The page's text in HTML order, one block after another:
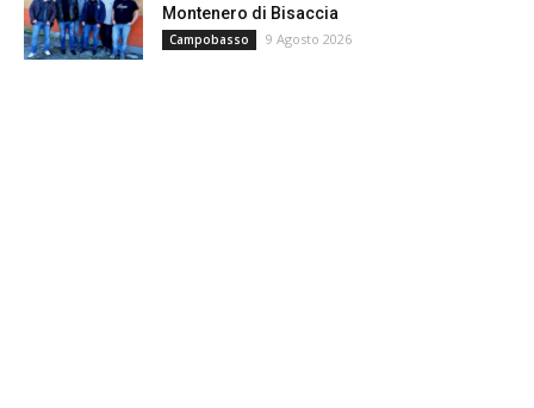
Montenero di Bisaccia
Campobasso 9 Agosto 2026